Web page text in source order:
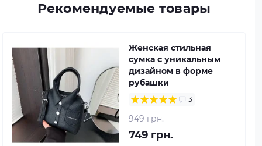
Рекомендуемые товары
Женская стильная
сумка с уникальным
дизайном в форме
рубашки
3
949 грн.
749 грн.